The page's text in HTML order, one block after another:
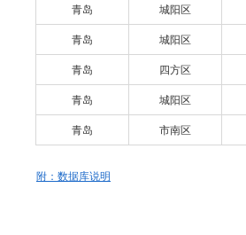
青岛
城阳区
青岛
城阳区
青岛
四方区
青岛
城阳区
青岛
市南区
附：数据库说明